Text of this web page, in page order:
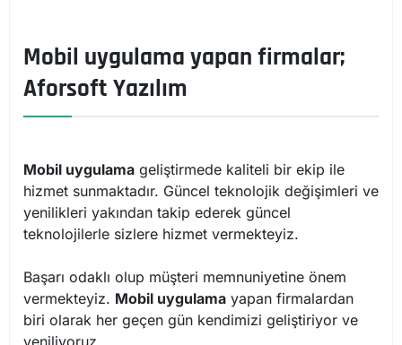
Mobil uygulama yapan firmalar;
Aforsoft Yazılım
Mobil uygulama geliştirmede kaliteli bir ekip ile
hizmet sunmaktadır. Güncel teknolojik değişimleri ve
yenilikleri yakından takip ederek güncel
teknolojilerle sizlere hizmet vermekteyiz.
Başarı odaklı olup müşteri memnuniyetine önem
vermekteyiz. Mobil uygulama yapan firmalardan
biri olarak her geçen gün kendimizi geliştiriyor ve